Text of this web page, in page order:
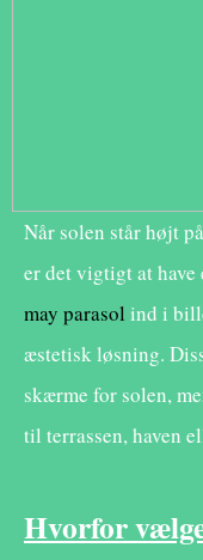
Når solen står højt
er det vigtigt at have
may parasol ind i
æstetisk løsning.
skærme for solen,
til terrassen, haven
Hvorfor